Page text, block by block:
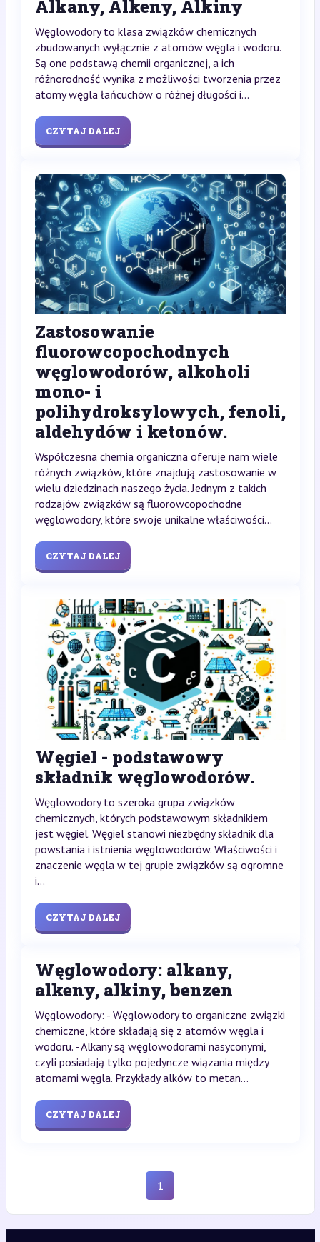
Alkany, Alkeny, Alkiny
Węglowodory to klasa związków chemicznych
zbudowanych wyłącznie z atomów węgla i wodoru.
Są one podstawą chemii organicznej, a ich
różnorodność wynika z możliwości tworzenia przez
atomy węgla łańcuchów o różnej długości i...
CZYTAJ DALEJ
Zastosowanie
fluorowcopochodnych
węglowodorów, alkoholi
mono- i
polihydroksylowych, fenoli,
aldehydów i ketonów.
Współczesna chemia organiczna oferuje nam wiele
różnych związków, które znajdują zastosowanie w
wielu dziedzinach naszego życia. Jednym z takich
rodzajów związków są fluorowcopochodne
węglowodory, które swoje unikalne właściwości...
CZYTAJ DALEJ
Węgiel - podstawowy
składnik węglowodorów.
Węglowodory to szeroka grupa związków
chemicznych, których podstawowym składnikiem
jest węgiel. Węgiel stanowi niezbędny składnik dla
powstania i istnienia węglowodorów. Właściwości i
znaczenie węgla w tej grupie związków są ogromne
i...
CZYTAJ DALEJ
Węglowodory: alkany,
alkeny, alkiny, benzen
Węglowodory: - Węglowodory to organiczne związki
chemiczne, które składają się z atomów węgla i
wodoru. - Alkany są węglowodorami nasyconymi,
czyli posiadają tylko pojedyncze wiązania między
atomami węgla. Przykłady alków to metan...
CZYTAJ DALEJ
1